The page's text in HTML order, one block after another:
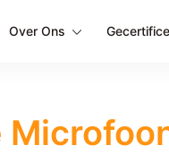
Over Ons